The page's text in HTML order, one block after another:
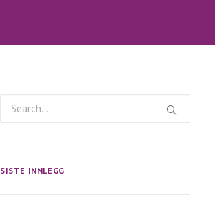
SISTE INNLEGG